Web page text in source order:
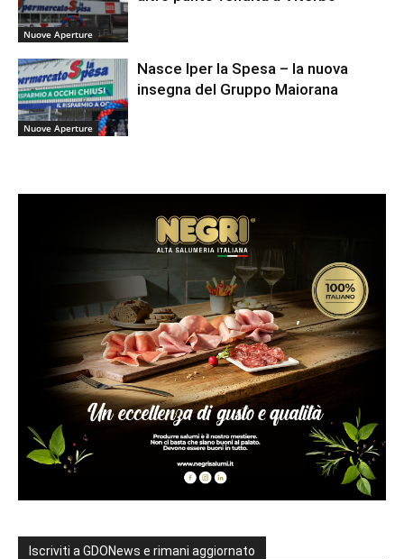
Nuove Aperture
Nuove Aperture
Nasce Iper la Spesa – la nuova
insegna del Gruppo Maiorana
Iscriviti a GDONews e rimani aggiornato